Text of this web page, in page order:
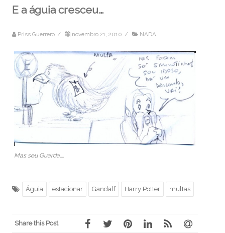
E a águia cresceu…
Priss Guerrero / novembro 21, 2010 / NADA
Mas seu Guarda....
Águia estacionar Gandalf Harry Potter multas
Share this Post